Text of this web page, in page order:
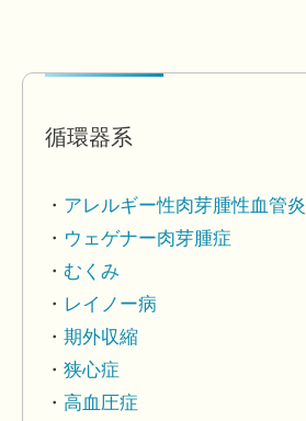
循環器系
アレルギー性肉芽腫性血管炎
ウェゲナー肉芽腫症
むくみ
レイノー病
期外収縮
狭心症
高血圧症